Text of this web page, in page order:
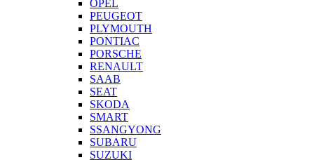
OPEL
PEUGEOT
PLYMOUTH
PONTIAC
PORSCHE
RENAULT
SAAB
SEAT
SKODA
SMART
SSANGYONG
SUBARU
SUZUKI